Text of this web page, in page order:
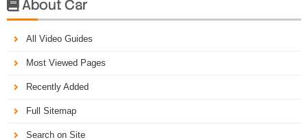
About Car
All Video Guides
Most Viewed Pages
Recently Added
Full Sitemap
Search on Site